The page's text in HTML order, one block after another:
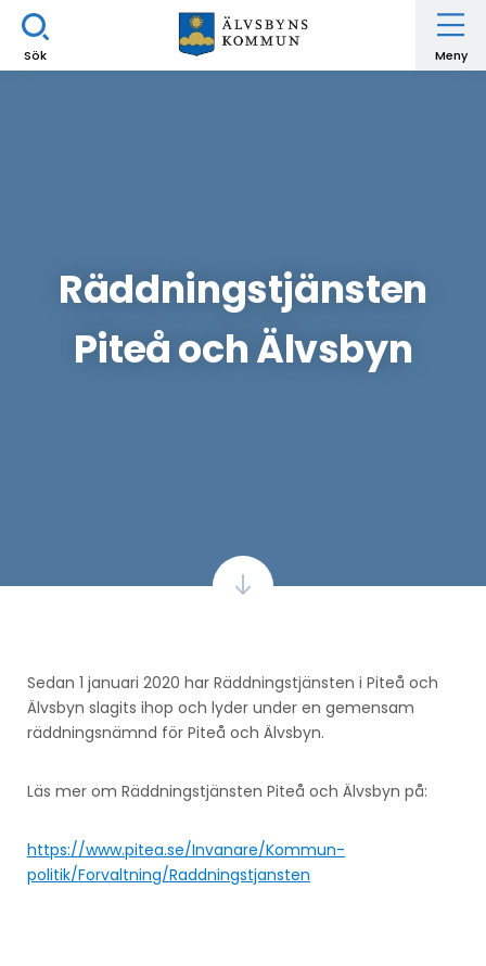
Sök Meny
Räddningstjänsten
Piteå och Älvsbyn
Sedan 1 januari 2020 har Räddningstjänsten i Piteå och
Älvsbyn slagits ihop och lyder under en gemensam
räddningsnämnd för Piteå och Älvsbyn.
Läs mer om Räddningstjänsten Piteå och Älvsbyn på:
https://www.pitea.se/Invanare/Kommun-
politik/Forvaltning/Raddningstjansten